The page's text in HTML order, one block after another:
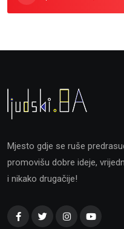
Mjesto gdje se ruše
promovišu dobre ideje,
i nikako drugačije!